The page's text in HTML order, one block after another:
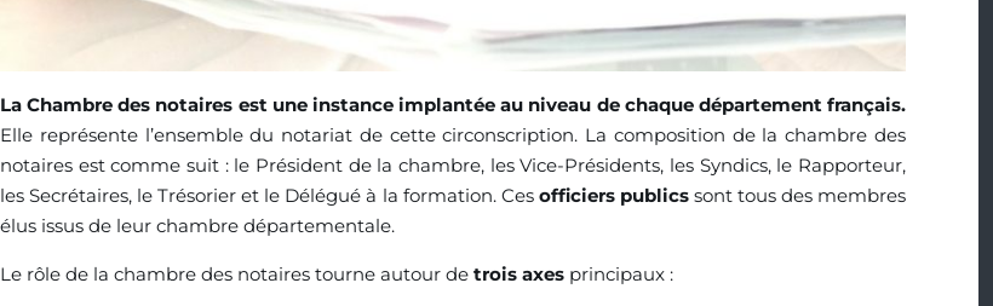
La Chambre des notaires est une instance implantée au niveau de chaque département français.
Elle représente l’ensemble du notariat de cette circonscription. La composition de la chambre des
notaires est comme suit : le Président de la chambre, les Vice-Présidents, les Syndics, le Rapporteur,
les Secrétaires, le Trésorier et le Délégué à la formation. Ces officiers publicssont tous des membres
élus issus de leur chambre départementale.
Le rôle de la chambre des notaires tourne autour de trois axes principaux :